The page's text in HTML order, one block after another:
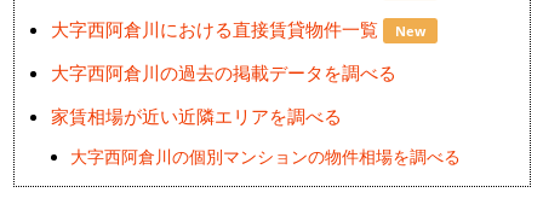
大字西阿倉川における直接賃貸物件一覧 New
大字西阿倉川の過去の掲載データを調べる
家賃相場が近い近隣エリアを調べる
大字西阿倉川の個別マンションの物件相場を調べる